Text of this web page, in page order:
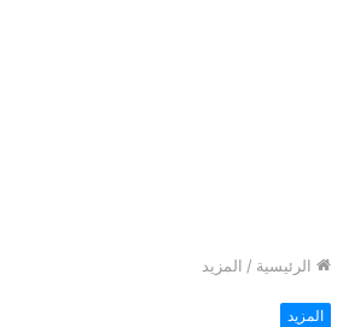
الرئيسية / المزيد
المزيد